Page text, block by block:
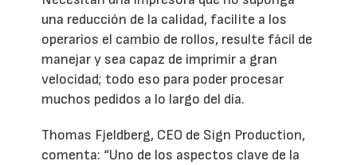
una reducción de la calidad, facilite a los
operarios el cambio de rollos, resulte fácil de
manejar y sea capaz de imprimir a gran
velocidad; todo eso para poder procesar
muchos pedidos a lo largo del día.
Thomas Fjeldberg, CEO de Sign Production,
comenta: “Uno de los aspectos clave de la